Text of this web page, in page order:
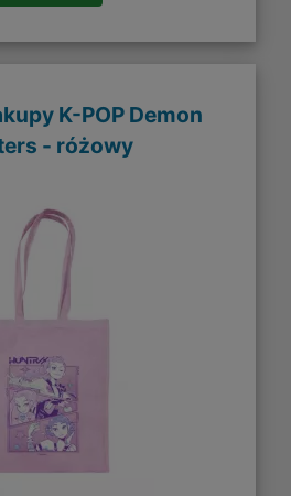
K-POP Demon
- różowy